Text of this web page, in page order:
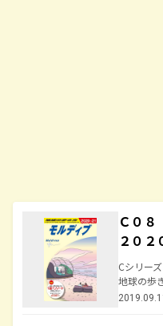
Ｃ０
２０２
Cシリー
地球の歩